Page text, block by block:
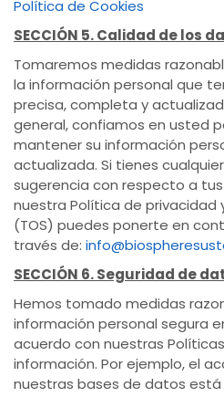
Política de Cookies
SECCIÓN 5. Calidad de los
Tomaremos medidas
la información personal que
precisa, completa y
general, confiamos en usted
mantener su información
actualizada. Si tienes
sugerencia con respecto a
nuestra Política de privacidad
(TOS) puedes ponerte en
través de:
SECCIÓN 6. Seguridad de
Hemos tomado medidas
información personal segura
acuerdo con nuestras
información. Por ejemplo, el
nuestras bases de datos